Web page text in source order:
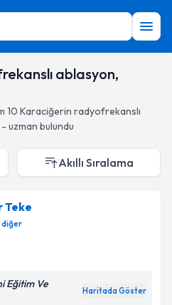
ablasyon,
10 Karaciğerin radyofrekanslı
uzman bulundu
Akıllı Sıralama
Teke
diğer
Eğitim Ve
Haritada Göster